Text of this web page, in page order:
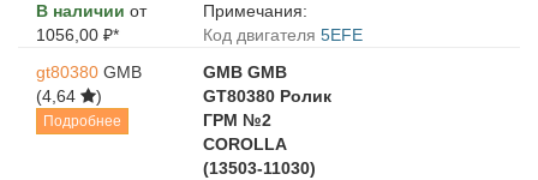
В наличии от
1056,00 ₽*
Примечания:
Код двигателя 5EFE
gt80380 GMB
(4,64
)
Подробнее
GMB GMB
GT80380 Ролик
ГРМ №2
COROLLA
(13503-11030)